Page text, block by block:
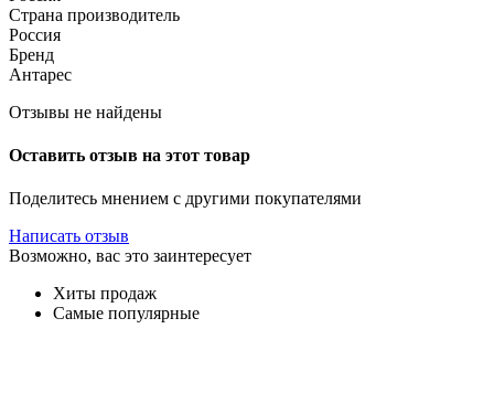
Страна производитель
Россия
Бренд
Антарес
Отзывы не найдены
Оставить отзыв на этот товар
Поделитесь мнением с другими покупателями
Написать отзыв
Возможно, вас это заинтересует
Хиты продаж
Самые популярные